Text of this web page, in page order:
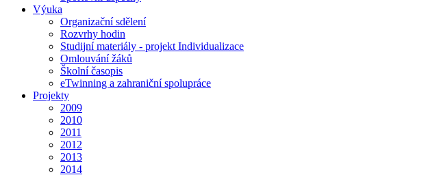
Výuka
Organizační sdělení
Rozvrhy hodin
Studijní materiály - projekt Individualizace
Omlouvání žáků
Školní časopis
eTwinning a zahraniční spolupráce
Projekty
2009
2010
2011
2012
2013
2014